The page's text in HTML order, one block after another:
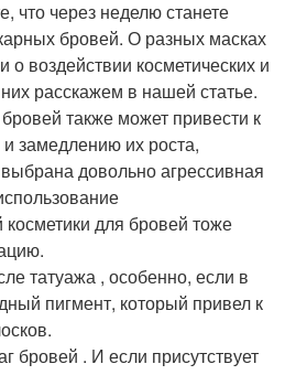
что через неделю станете
бровей. О разных масках
о воздействии косметических и
расскажем в нашей статье.
также может привести к
замедлению их роста,
довольно агрессивная
для бровей тоже
татуажа , особенно, если в
пигмент, который привел к
бровей . И если присутствует